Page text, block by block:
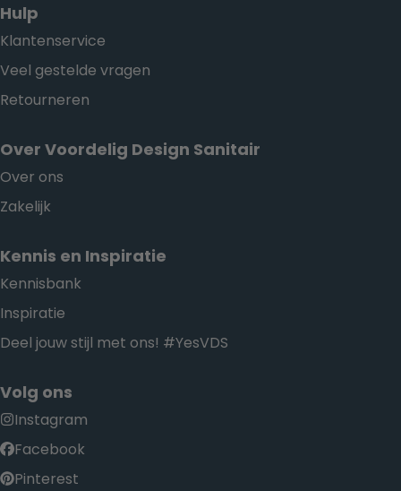
Hulp
Klantenservice
Veel gestelde vragen
Retourneren
Over Voordelig Design Sanitair
Over ons
Zakelijk
Kennis en Inspiratie
Kennisbank
Inspiratie
Deel jouw stijl met ons! #YesVDS
Volg ons
Instagram
Facebook
Pinterest